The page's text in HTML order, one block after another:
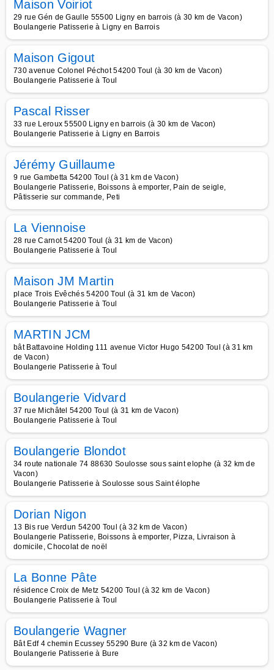
Maison Voiriot
29 rue Gén de Gaulle 55500 Ligny en barrois (à 30 km de Vacon)
Boulangerie Patisserie à Ligny en Barrois
Maison Gigout
730 avenue Colonel Péchot 54200 Toul (à 30 km de Vacon)
Boulangerie Patisserie à Toul
Pascal Risser
33 rue Leroux 55500 Ligny en barrois (à 30 km de Vacon)
Boulangerie Patisserie à Ligny en Barrois
Jérémy Guillaume
9 rue Gambetta 54200 Toul (à 31 km de Vacon)
Boulangerie Patisserie, Boissons à emporter, Pain de seigle,
Pâtisserie sur commande, Peti
La Viennoise
28 rue Carnot 54200 Toul (à 31 km de Vacon)
Boulangerie Patisserie à Toul
Maison JM Martin
place Trois Evêchés 54200 Toul (à 31 km de Vacon)
Boulangerie Patisserie à Toul
MARTIN JCM
bât Battavoine Holding 111 avenue Victor Hugo 54200 Toul (à 31 km
de Vacon)
Boulangerie Patisserie à Toul
Boulangerie Vidvard
37 rue Michâtel 54200 Toul (à 31 km de Vacon)
Boulangerie Patisserie à Toul
Boulangerie Blondot
34 route nationale 74 88630 Soulosse sous saint elophe (à 32 km de
Vacon)
Boulangerie Patisserie à Soulosse sous Saint élophe
Dorian Nigon
13 Bis rue Verdun 54200 Toul (à 32 km de Vacon)
Boulangerie Patisserie, Boissons à emporter, Pizza, Livraison à
domicile, Chocolat de noël
La Bonne Pâte
résidence Croix de Metz 54200 Toul (à 32 km de Vacon)
Boulangerie Patisserie à Toul
Boulangerie Wagner
Bât Edf 4 chemin Ecussey 55290 Bure (à 32 km de Vacon)
Boulangerie Patisserie à Bure